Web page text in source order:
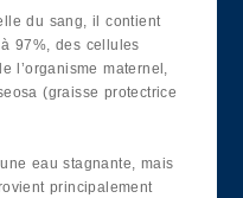
du sang, il contient
97%, des cellules
l’organisme maternel,
(graisse protectrice
eau stagnante, mais
principalement